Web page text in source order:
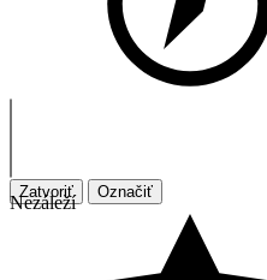
Zatvoriť Označiť
Nezáleží